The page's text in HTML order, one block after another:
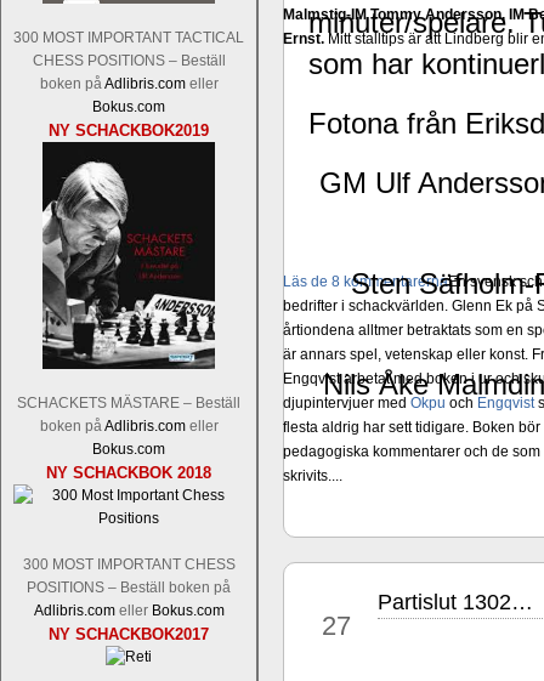
300 MOST IMPORTANT TACTICAL
CHESS POSITIONS – Beställ
boken på Adlibris.comeller
Bokus.com
NY SCHACKBOK2019
SCHACKETS MÄSTARE – Beställ
boken påAdlibris.comeller
Bokus.com
NY SCHACKBOK 2018
300 MOST IMPORTANT CHESS
POSITIONS – Beställ boken på
Adlibris.comeller Bokus.com
NY SCHACKBOK2017
Malmstig-IM Tommy Andersson, IM
Ernst. Mitt stalltips är att Lindberg blir
Läs de 8 kommentarernaEn svensk
bedrifter i schackvärlden. Glenn Ek på
årtiondena alltmer betraktats som en
är annars spel, vetenskap eller konst.
Engqvist arbetat med boken i ur och
djupintervjuer med Okpu och Engqvist
flesta aldrig har sett tidigare. Boken
pedagogiska kommentarer och de
skrivits....
minuter/spelare.
som har
Fotona från
GM Ulf
Sten
Nils Åke
27
Partislut 1302…